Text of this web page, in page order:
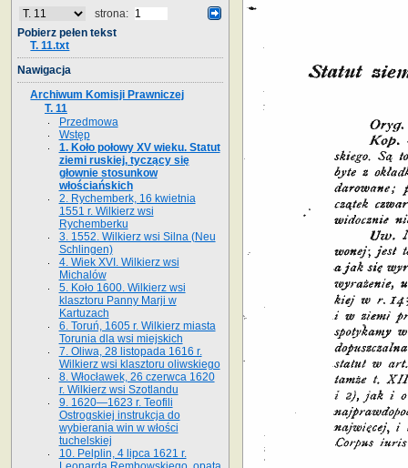
strona:
Pobierz pełen tekst
T. 11.txt
Nawigacja
Archiwum Komisji Prawniczej
T. 11
Przedmowa
Wstęp
1. Koło połowy XV wieku. Statut
ziemi ruskiej, tyczący się
głownie stosunkow
włościańskich
2. Rychemberk, 16 kwietnia
1551 r. Wilkierz wsi
Rychemberku
3. 1552. Wilkierz wsi Silna (Neu
Schlingen)
4. Wiek XVI. Wilkierz wsi
Michalów
5. Koło 1600. Wilkierz wsi
klasztoru Panny Marji w
Kartuzach
6. Toruń, 1605 r. Wilkierz miasta
Torunia dla wsi miejskich
7. Oliwa, 28 listopada 1616 r.
Wilkierz wsi klasztoru oliwskiego
8. Włocławek, 26 czerwca 1620
r. Wilkierz wsi Szotlandu
9. 1620—1623 r. Teofili
Ostrogskiej instrukcja do
wybierania win w włości
tuchelskiej
10. Pelplin, 4 lipca 1621 r.